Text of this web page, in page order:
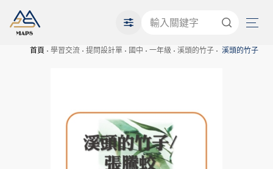
首頁 學習交流 提問設計單 國中 一年級 溪頭的竹子 溪頭的竹子